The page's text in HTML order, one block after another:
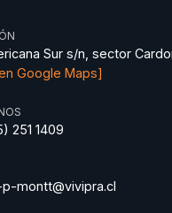
Sur s/n, sector
Google Maps]
251 1409
montt@vivipra.cl